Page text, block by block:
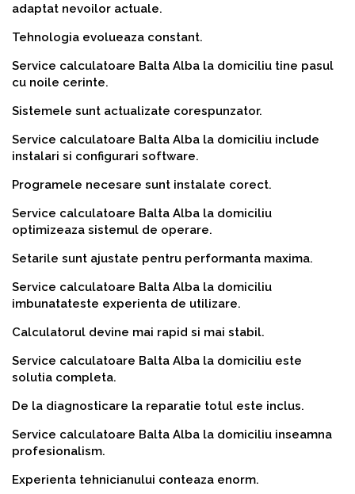
adaptat nevoilor actuale.
Tehnologia evolueaza constant.
Service calculatoare Balta Alba la domiciliu tine pasul
cu noile cerinte.
Sistemele sunt actualizate corespunzator.
Service calculatoare Balta Alba la domiciliu include
instalari si configurari software.
Programele necesare sunt instalate corect.
Service calculatoare Balta Alba la domiciliu
optimizeaza sistemul de operare.
Setarile sunt ajustate pentru performanta maxima.
Service calculatoare Balta Alba la domiciliu
imbunatateste experienta de utilizare.
Calculatorul devine mai rapid si mai stabil.
Service calculatoare Balta Alba la domiciliu este
solutia completa.
De la diagnosticare la reparatie totul este inclus.
Service calculatoare Balta Alba la domiciliu inseamna
profesionalism.
Experienta tehnicianului conteaza enorm.